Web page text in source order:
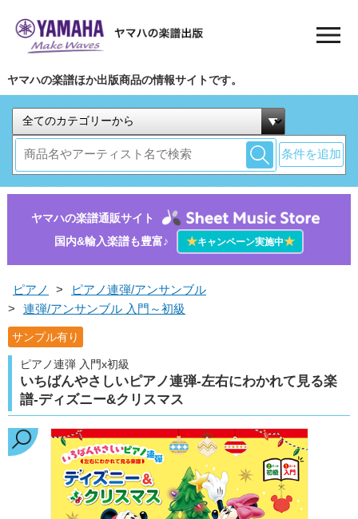
ヤマハの楽譜ほか出版商品の情報サイトです。
条件を追加
ヤマハの楽譜通販サイト
国内&輸入楽譜も豊富♪
★キャンペーン実施中★
ピアノ >
ピアノ連弾/アンサンブル
>
連弾/アンサンブル 入門～初級
サンプル有り
ピアノ連弾 入門x初級
いちばんやさしいピアノ連弾-左右にわかれて見る楽
譜-ディズニー&クリスマス